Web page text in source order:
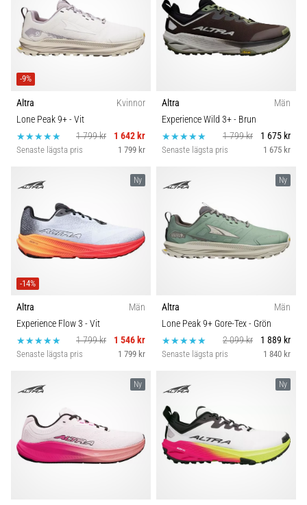
-9%
Altra
Kvinnor
Lone Peak 9+- Vit
1 799 kr
1 642 kr
Senaste lägsta pris 1 799 kr
Altra
Män
Experience Wild 3+- Brun
1 799 kr
1 675 kr
Senaste lägsta pris 1 675 kr
Ny
-14%
Altra
Män
Experience Flow 3 - Vit
1 799 kr
1 546 kr
Senaste lägsta pris 1 799 kr
Ny
Altra
Män
Lone Peak 9+ Gore-Tex- Grön
2 099 kr
1 889 kr
Senaste lägsta pris 1 840 kr
Ny Ny